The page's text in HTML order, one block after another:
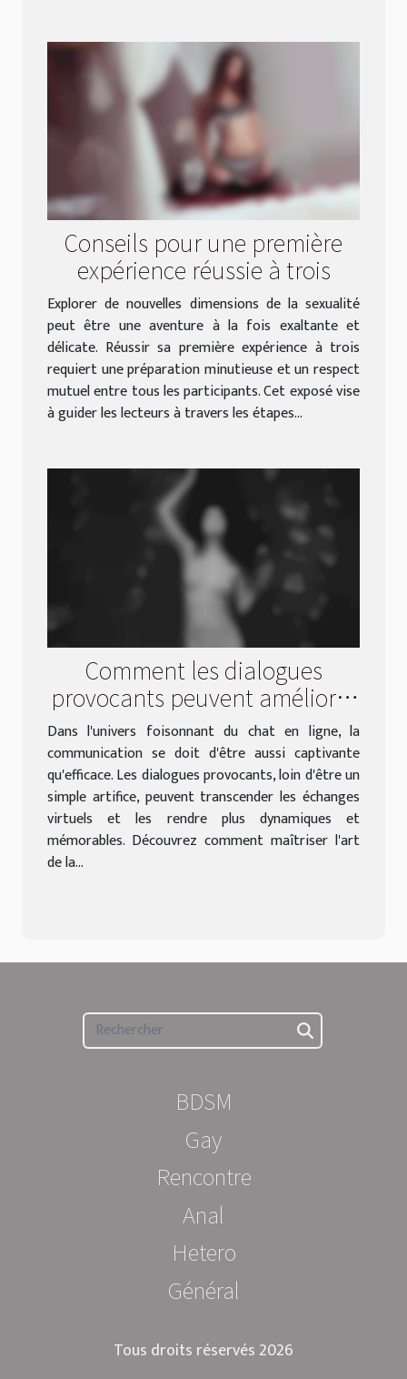
Conseils pour une première
expérience réussie à trois
Explorer de nouvelles dimensions de la sexualité
peut être une aventure à la fois exaltante et
délicate. Réussir sa première expérience à trois
requiert une préparation minutieuse et un respect
mutuel entre tous les participants. Cet exposé vise
à guider les lecteurs à travers les étapes...
Comment les dialogues
provocants peuvent améliorer
votre expérience de chat en
ligne
Dans l'univers foisonnant du chat en ligne, la
communication se doit d'être aussi captivante
qu'efficace. Les dialogues provocants, loin d'être un
simple artifice, peuvent transcender les échanges
virtuels et les rendre plus dynamiques et
mémorables. Découvrez comment maîtriser l'art
de la...
BDSM
Gay
Rencontre
Anal
Hetero
Général
Tous droits réservés 2026